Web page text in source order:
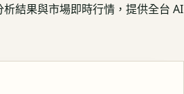
結果與市場即時行情，提供全台 AI